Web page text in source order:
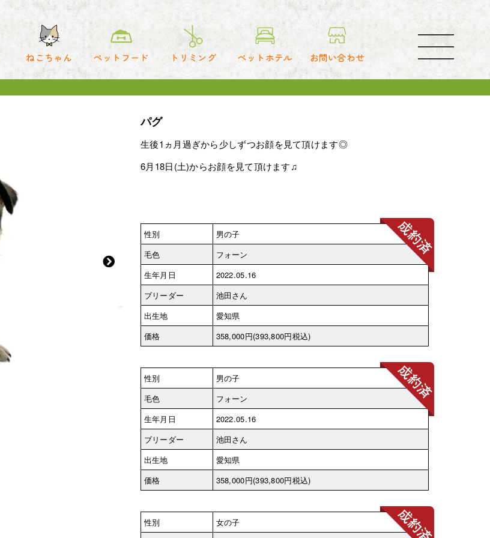
ねこちゃん ペットフード トリミング ペットホテル お問い合わせ
toggle
navigation
パグ
生後1ヵ月過ぎから少しずつお顔を見て頂けます◎
6月18日(土)からお顔を見て頂けます♫
性別
男の子
毛色
フォーン
生年月日
2022.05.16
ブリーダー
池田さん
出生地
愛知県
価格
358,000円(393,800円税込)
性別
男の子
毛色
フォーン
生年月日
2022.05.16
ブリーダー
池田さん
出生地
愛知県
価格
358,000円(393,800円税込)
性別
女の子